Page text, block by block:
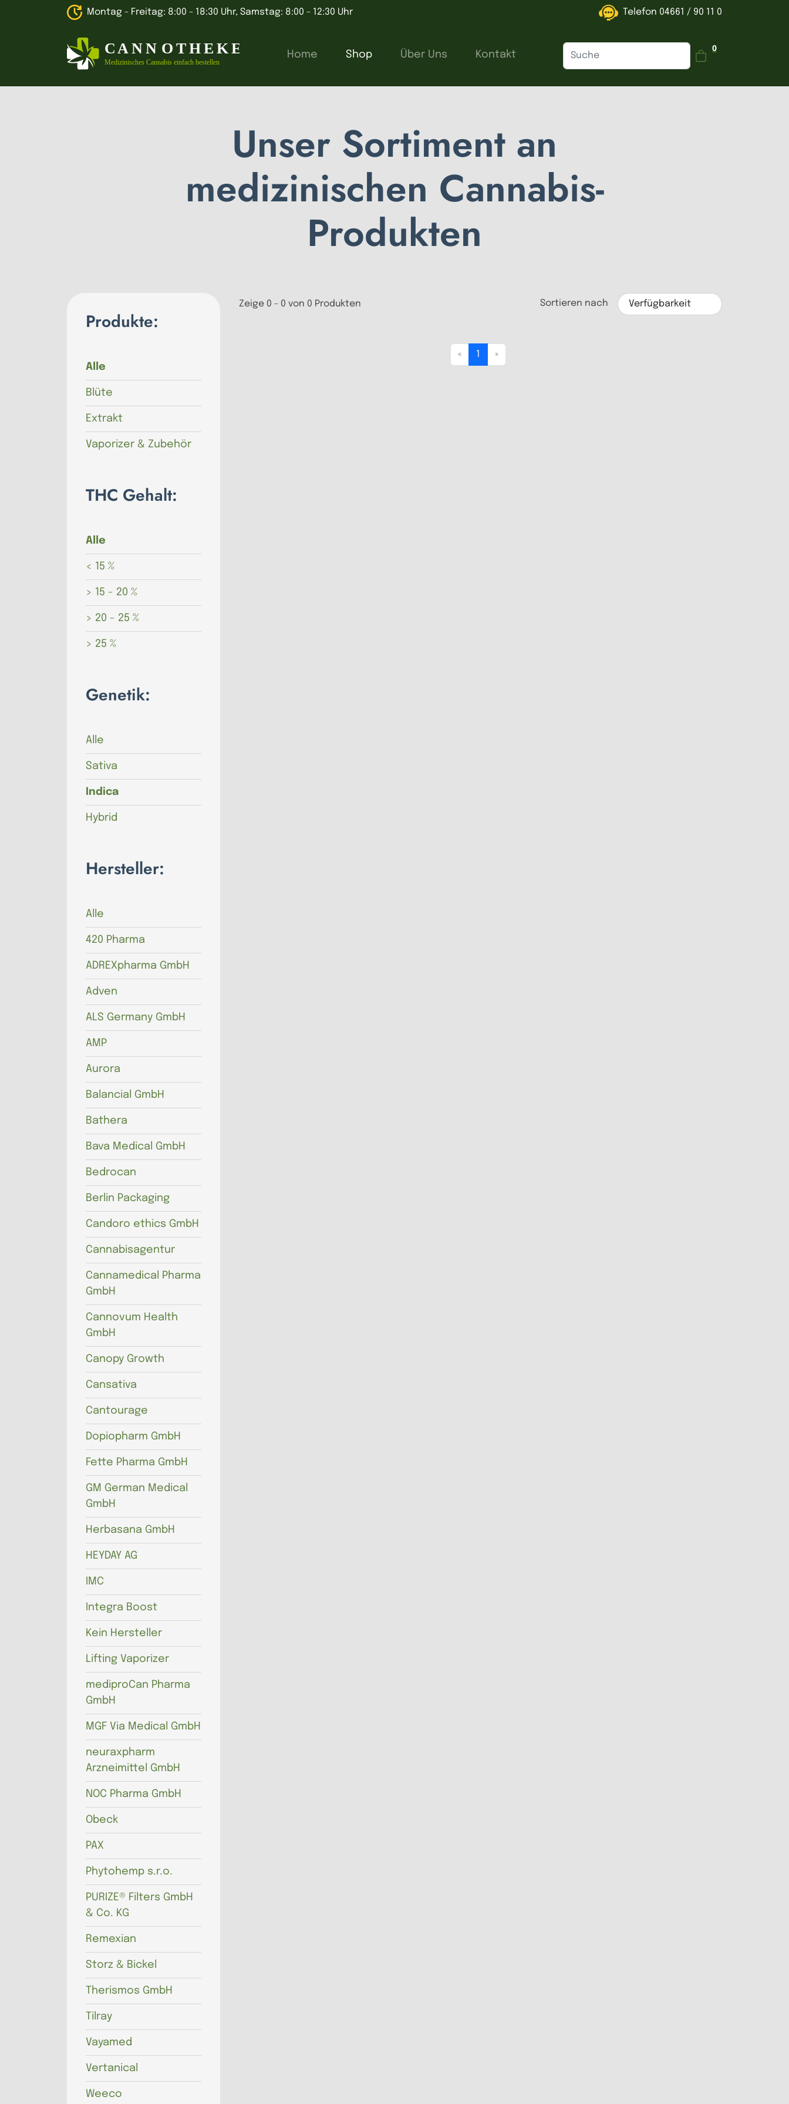
Montag - Freitag: 8:00 - 18:30 Uhr, Samstag: 8:00 - 12:30 Uhr Telefon 04661 / 90 11 0
Home Shop Über Uns Kontakt
0Dein Warenkorb
Unser Sortiment an
medizinischen Cannabis-
Produkten
Produkte:
Alle
Blüte
Extrakt
Vaporizer & Zubehör
THC Gehalt:
Alle
< 15 %
> 15 - 20 %
> 20 - 25 %
> 25 %
Genetik:
Alle
Sativa
Indica
Hybrid
Hersteller:
Alle
420 Pharma
ADREXpharma GmbH
Adven
ALS Germany GmbH
AMP
Aurora
Balancial GmbH
Bathera
Bava Medical GmbH
Bedrocan
Berlin Packaging
Candoro ethics GmbH
Cannabisagentur
Cannamedical Pharma
GmbH
Cannovum Health
GmbH
Canopy Growth
Cansativa
Cantourage
Dopiopharm GmbH
Fette Pharma GmbH
GM German Medical
GmbH
Herbasana GmbH
HEYDAY AG
IMC
Integra Boost
Kein Hersteller
Lifting Vaporizer
mediproCan Pharma
GmbH
MGF Via Medical GmbH
neuraxpharm
Arzneimittel GmbH
NOC Pharma GmbH
Obeck
PAX
Phytohemp s.r.o.
PURIZE® Filters GmbH
& Co. KG
Remexian
Storz & Bickel
Therismos GmbH
Tilray
Vayamed
Vertanical
Weeco
Zeige 0 - 0 von 0 Produkten Sortieren nach
« 1 »